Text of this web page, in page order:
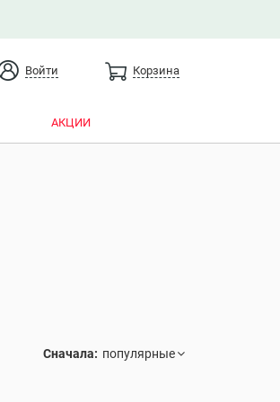
Войти Корзина
АКЦИИ
Сначала: